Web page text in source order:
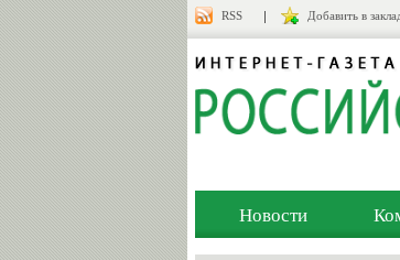
RSS Добавить в
Новости